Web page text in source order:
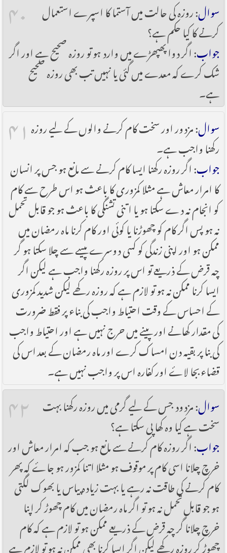
۴۰ سوال: روزہ کی حالت میں آستما کا اسپرے استعمال
کرنے کا کیا حکم ہے؟
جواب: اگر دوا پھپھڑے میں وارد ہو تو روزہ صحیح ہے اور اگر
شک کرے کہ معدے میں گئی یا نہیں تب بھی روزہ صحیح
ہے۔
۴۱ سوال: مزدور اور سخت کام کرنے والوں کے لیے روزہ
رکھنا واجب ہے۔
جواب: اگر روزہ رکھنا ایسا کام کرنے سے مانع ہو جس پر انسان
کا امرار معاش ہے مثلا کمزوری کا باعث ہو اس طرح سے کام
کو انجام نہ دے سکتا ہو یا اتنی تشنگی کا باعث ہو جو قابل تحمل
نہ ہو پس اگر کام کو چھوڑنا یا کوئی اور کام کرنا ماہ رمضان میں
ممکن ہو اور اپنی زندگی کو کسی دوسرے پیسے سے چلا سکتا ہو گر
چہ قرض کے ذریعے تو اس پر روزہ رکھنا واجب ہے لیکن اگر
ایسا کرنا ممکن نہ ہو تو لازم ہے کہ روزہ رکھے لیکن شدید کمزوری
کے احساس کے وقت احتیاط واجب کی بناء پر فقط ضرورت
کی مقدار کھانے اور پینے میں حرج نہیں ہے اور احتیاط واجب
کی بنا پر بقیہ دن امساک کرے اور ماہ رمضان کے بعد اس کی
قضاء بجا لاۓ اور کفارہ اس پر واجب نہیں ہے۔
۴۲ سوال: مزدود جس کے لیے گرمی میں روزہ رکھنا بہت
سخت ہے کیا وہ کھا پی سکتا ہے؟
جواب: اگر روزہ کام کرنے سے مانع ہو جب کہ امرار معاش اور
خرچ چلانا اسی کام پر موقوف ہو مثلا اتنا کمزور ہو جاۓ کہ پھر
کام کرنے کی طاقت نہ رہے یا بہت زیادہ پیاس یا بھوک لگتی
ہو جو قابل تحمل نہ ہو تو اگر ماہ رمضان میں کام چھو‏ڑ کر اپنا
خرچ چلانا گر چہ قرض کے ذریعے ممکن ہو تو لازم ہے کہ کام
چھوڑ کر روزہ رکھے لیکن اگر ایسا کرنا بھی ممکن نہ ہو تو لازم ہے